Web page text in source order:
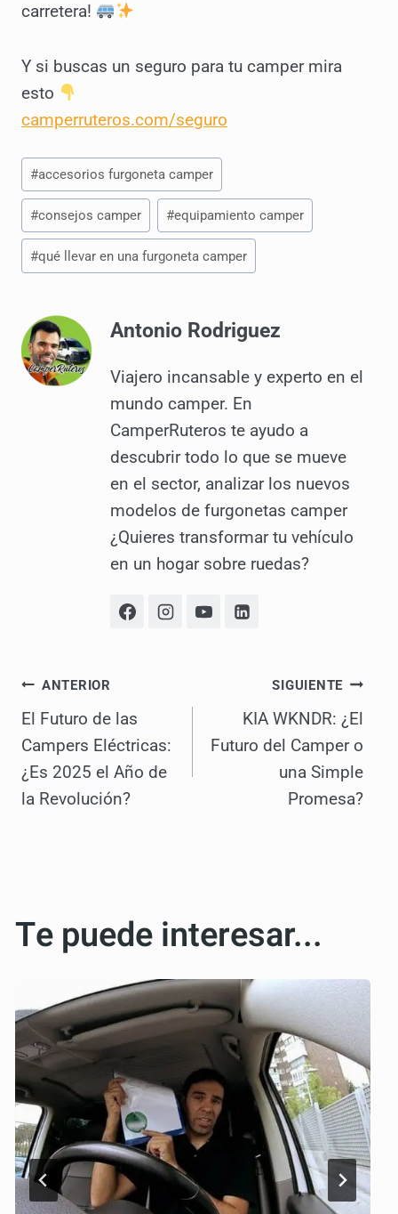
carretera!
Y si buscas un seguro para tu camper mira
esto
camperruteros.com/seguro
Etiquetas
de
la
entrada:
#accesorios furgoneta camper
#consejos camper #equipamiento camper
#qué llevar en una furgoneta camper
Antonio Rodriguez
Viajero incansable y experto en el
mundo camper. En
CamperRuteros te ayudo a
descubrir todo lo que se mueve
en el sector, analizar los nuevos
modelos de furgonetas camper
¿Quieres transformar tu vehículo
en un hogar sobre ruedas?
Navegación
de
entradas
ANTERIOR
El Futuro de las
Campers Eléctricas:
¿Es 2025 el Año de
la Revolución?
SIGUIENTE
KIA WKNDR: ¿El
Futuro del Camper o
una Simple
Promesa?
Te puede interesar...